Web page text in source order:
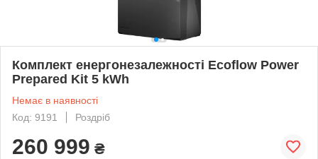
Комплект енергонезалежності Ecoflow Power
Prepared Kit 5 kWh
Немає в наявності
Код: 9191
Роздріб
260 999 ₴